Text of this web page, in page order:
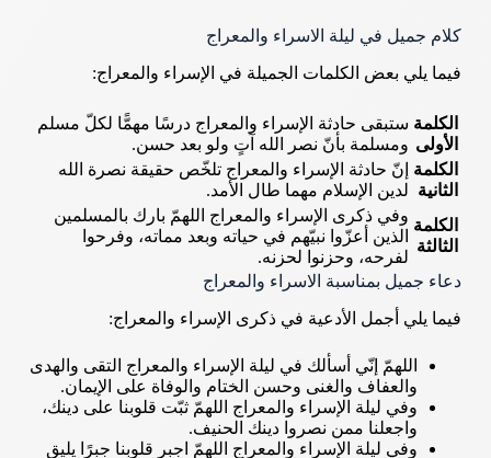
كلام جميل في ليلة الاسراء والمعراج
فيما يلي بعض الكلمات الجميلة في الإسراء والمعراج:
الكلمة
الأولى
ستبقى حادثة الإسراء والمعراج درسًا مهمًّا لكلّ مسلم
ومسلمة بأنّ نصر الله آتٍ ولو بعد حسن.
الكلمة
الثانية
إنّ حادثة الإسراء والمعراج تلخّص حقيقة نصرة الله
لدين الإسلام مهما طال الأمد.
الكلمة
الثالثة
وفي ذكرى الإسراء والمعراج اللهمّ بارك بالمسلمين
الذين أعزّوا نبيّهم في حياته وبعد مماته، وفرحوا
لفرحه، وحزنوا لحزنه.
دعاء جميل بمناسبة الاسراء والمعراج
فيما يلي أجمل الأدعية في ذكرى الإسراء والمعراج:
اللهمّ إنّي أسألك في ليلة الإسراء والمعراج التقى والهدى
والعفاف والغنى وحسن الختام والوفاة على الإيمان.
وفي ليلة الإسراء والمعراج اللهمّ ثبّت قلوبنا على دينك،
واجعلنا ممن نصروا دينك الحنيف.
وفي ليلة الإسراء والمعراج اللهمّ اجبر قلوبنا جبرًا يليق